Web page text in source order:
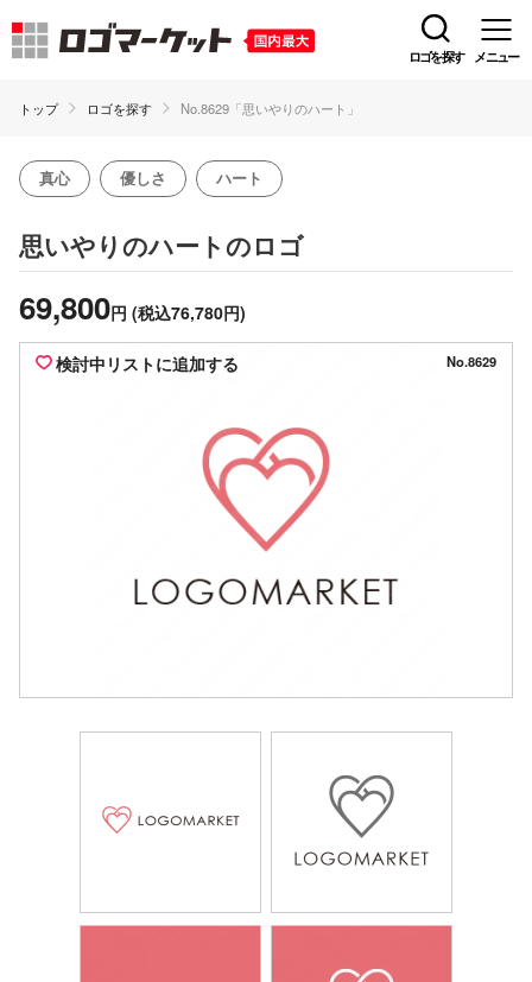
ロゴを探す メニュー
トップ ロゴを探す No.8629「思いやりのハート」
真心 優しさ ハート
思いやりのハートのロゴ
69,800円 (税込76,780円)
検討中リストに追加する No.8629